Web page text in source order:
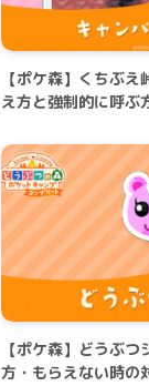
【ポケ森】くちぶ
え方と強制的に呼ぶ
【ポケ森】どうぶ
方・もらえない時の